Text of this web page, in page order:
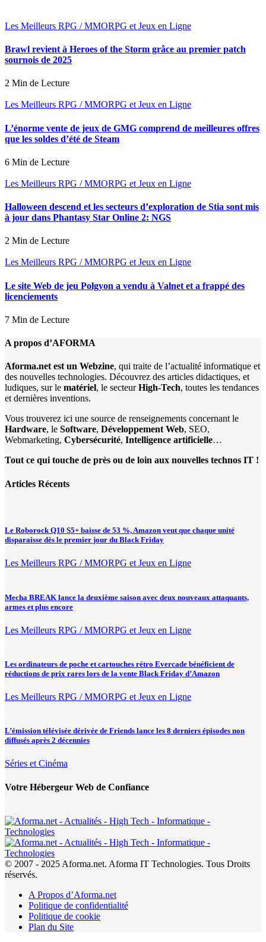
Les Meilleurs RPG / MMORPG et Jeux en Ligne
Brawl revient à Heroes of the Storm grâce au premier patch
sournois de 2025
2 Min de Lecture
Les Meilleurs RPG / MMORPG et Jeux en Ligne
L’énorme vente de jeux de GMG comprend de meilleures offres
que les soldes d’été de Steam
6 Min de Lecture
Les Meilleurs RPG / MMORPG et Jeux en Ligne
Halloween descend et les secteurs d’exploration de Stia sont mis
à jour dans Phantasy Star Online 2: NGS
2 Min de Lecture
Les Meilleurs RPG / MMORPG et Jeux en Ligne
Le site Web de jeu Polgyon a vendu à Valnet et a frappé des
licenciements
7 Min de Lecture
A propos d’AFORMA
Aforma.net est un Webzine, qui traite de l’actualité informatique et
des nouvelles technologies. Découvrez des articles didactiques, et
ludiques, sur le matériel, le secteurHigh-Tech, toutes les tendances
et dernières inventions.
Vous trouverez ici une source de renseignements concernant le
Hardware, le Software, Développement Web, SEO,
Webmarketing, Cybersécurité, Intelligence artificielle…
Tout ce qui touche de près ou de loin aux nouvelles technos IT !
Articles Récents
Le Roborock Q10 S5+ baisse de 53 %, Amazon veut que chaque unité
disparaisse dès le premier jour du Black Friday
Les Meilleurs RPG / MMORPG et Jeux en Ligne
Mecha BREAK lance la deuxième saison avec deux nouveaux attaquants,
armes et plus encore
Les Meilleurs RPG / MMORPG et Jeux en Ligne
Les ordinateurs de poche et cartouches rétro Evercade bénéficient de
réductions de prix rares lors de la vente Black Friday d’Amazon
Les Meilleurs RPG / MMORPG et Jeux en Ligne
L’émission télévisée dérivée de Friends lance les 8 derniers épisodes non
diffusés après 2 décennies
Séries et Cinéma
Votre Hébergeur Web de Confiance
© 2007 - 2025 Aforma.net. Aforma IT Technologies. Tous Droits
réservés.
A Propos d’Aforma.net
Politique de confidentialité
Politique de cookie
Plan du Site